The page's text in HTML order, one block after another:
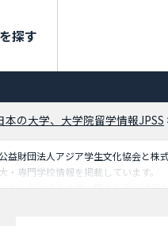
探す
本の大学、大学院留学情報JPSS
益財団法人アジア学生文化協会と株
大・専門学校情報を掲載しています。
ちらでは徳島大学に関する詳細情報